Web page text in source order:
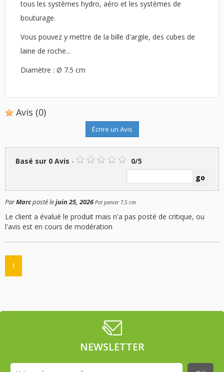
tous les systèmes hydro, aéro et les systèmes de
bouturage.
Vous pouvez y mettre de la bille d'argile, des cubes de
laine de roche...
Diamètre : Ø 7.5 cm
Avis (0)
Écrire un Avis
Basé sur 0 Avis - 0/5
ParMarcposté lejuin 25, 2026 Pot panier 7,5 cm
Le client a évalué le produit mais n'a pas posté de critique, ou
l'avis est en cours de modération
1
NEWSLETTER